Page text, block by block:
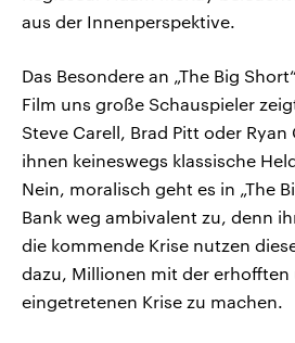
aus der Innenperspektive.
Das Besondere an „The Big
Film uns große Schauspieler
Steve Carell, Brad Pitt oder
ihnen keineswegs klassische
Nein, moralisch geht es in „The
Bank weg ambivalent zu, denn
die kommende Krise nutzen
dazu, Millionen mit der erhofften
eingetretenen Krise zu machen.